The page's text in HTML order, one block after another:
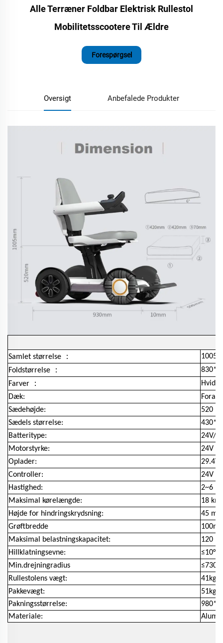
Alle Terræner Foldbar Elektrisk Rullestol
Mobilitetsscootere Til Ældre
Forespørgsel
Oversigt Anbefalede Produkter
Samlet størrelse ：
Foldstørrelse
：
Farver
：
Hvid
Dæk:
Sædehøjde:
520
Sædels størrelse:
Batteritype:
24V/
Motorstyrke:
24V /
Oplader:
29.4V
Controller:
24V /
Hastighed:
2~6
Maksimal kørelængde:
18 km
Højde for hindringskrydsning:
45
Grøftbredde
Maksimal belastningskapacitet:
120 kg
Hillklatningsevne:
≤10°
Min.drejningradius
Rullestolens vægt:
41kgs
Pakkevægt:
51kgs
Pakningsstørrelse:
Materiale: